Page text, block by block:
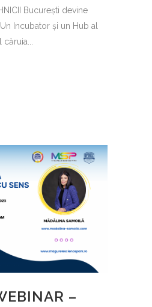
București devine
Incubator și un Hub al
–